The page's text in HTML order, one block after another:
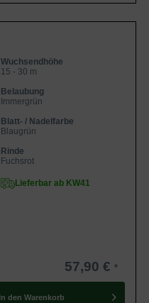
Wuchsendhöhe
15 - 30 m
Belaubung
Immergrün
Blatt- / Nadelfarbe
Blaugrün
Rinde
Fuchsrot
Lieferbar ab KW41
57,90 €
In den Warenkorb